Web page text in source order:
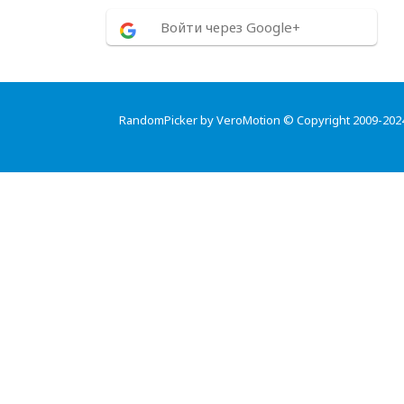
Войти через Google+
RandomPicker by VeroMotion © Copyright 2009-